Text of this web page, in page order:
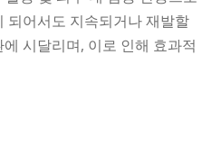
되어서도 지속되거나 재발할
시달리며, 이로 인해 효과적